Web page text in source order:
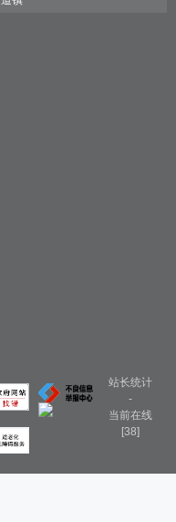
站长统计
-
当前在线
[38]